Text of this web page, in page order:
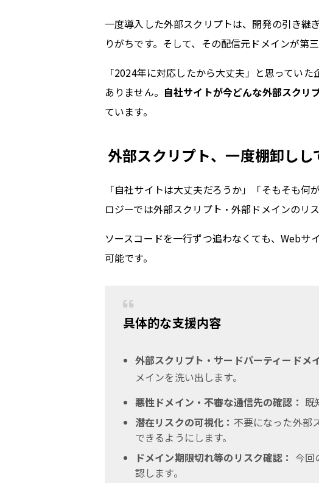
一度導入した外部スクリプトは、開発の引き継
りがちです。そして、その配信元ドメインが第
「2024年に対応したから大丈夫」と思ってい
ありません。 自社サイトが今どんな外部スクリ
ています。
外部スクリプト、一度棚卸しし
「自社サイトは大丈夫だろうか」「そもそも
ロジーでは外部スクリプト・外部ドメインのリ
ソースコードを一行ずつ追わなくても、Web
可能です。
具体的な支援内容
外部スクリプト・サードパーティードメ
メインを洗い出します。
悪性ドメイン・不審な通信先の確認： 既
潜在リスクの可視化： 不要になった外部
できるようにします。
ドメイン期限切れ等のリスク確認： 今回
認します。